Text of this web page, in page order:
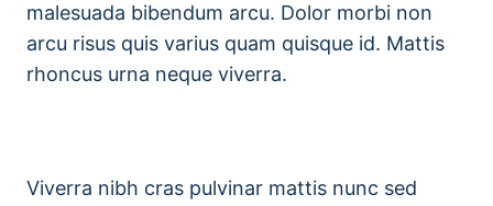
malesuada bibendum arcu. Dolor morbi non
arcu risus quis varius quam quisque id. Mattis
rhoncus urna neque viverra.
Viverra nibh cras pulvinar mattis nunc sed